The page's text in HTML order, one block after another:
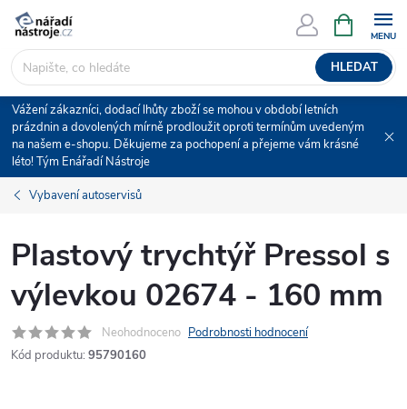
Přejít
obsah
HLEDAT
NÁKUPNÍ
KOŠÍK
Vážení zákazníci, dodací lhůty zboží se mohou v období letních
prázdnin a dovolených mírně prodloužit oproti termínům uvedeným
na našem e-shopu. Děkujeme za pochopení a přejeme vám krásné
léto! Tým Enářadí Nástroje
Vybavení autoservisů
Plastový trychtýř Pressol s
výlevkou 02674 - 160 mm
Neohodnoceno Podrobnosti hodnocení
Kód produktu: 95790160